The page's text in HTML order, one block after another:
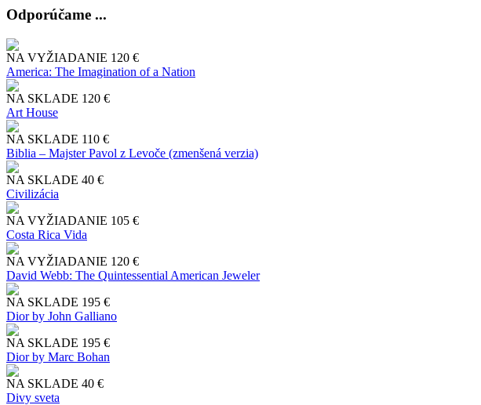
Odporúčame ...
NA VYŽIADANIE 120 €
America: The Imagination of a Nation
NA SKLADE 120 €
Art House
NA SKLADE 110 €
Biblia – Majster Pavol z Levoče (zmenšená verzia)
NA SKLADE 40 €
Civilizácia
NA VYŽIADANIE 105 €
Costa Rica Vida
NA VYŽIADANIE 120 €
David Webb: The Quintessential American Jeweler
NA SKLADE 195 €
Dior by John Galliano
NA SKLADE 195 €
Dior by Marc Bohan
NA SKLADE 40 €
Divy sveta